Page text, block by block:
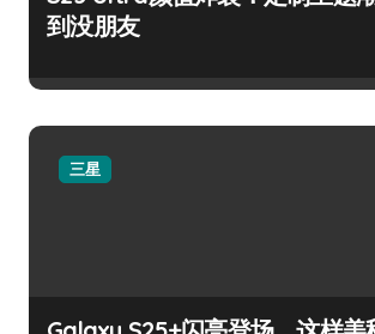
到没朋友
三星